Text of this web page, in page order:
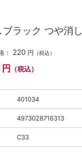
ラック つや消し
： 220 円 （税込）
円 （税込）
401034
4973028716313
C33